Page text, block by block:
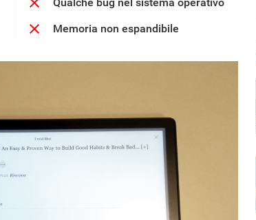
Qualche bug nel sistema operativo
Memoria non espandibile